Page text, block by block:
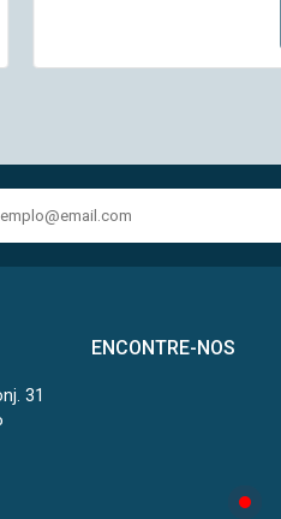
31
ENCONTRE-NOS